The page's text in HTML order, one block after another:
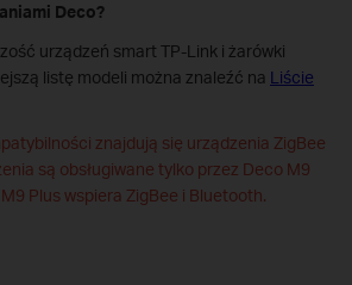
Deco?
urządzeń smart TP-Link i żarówki
listę modeli można znaleźć na Liście
znajdują się urządzenia ZigBee
są obsługiwane tylko przez Deco M9
Plus wspiera ZigBee i Bluetooth.